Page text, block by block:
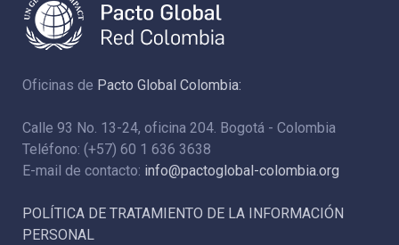
Oficinas de Pacto Global Colombia:
Calle 93 No. 13-24, oficina 204. Bogotá - Colombia
Teléfono: (+57) 60 1 636 3638
E-mail de contacto: info@pactoglobal-colombia.org
POLÍTICA DE TRATAMIENTO DE LA INFORMACIÓN
PERSONAL